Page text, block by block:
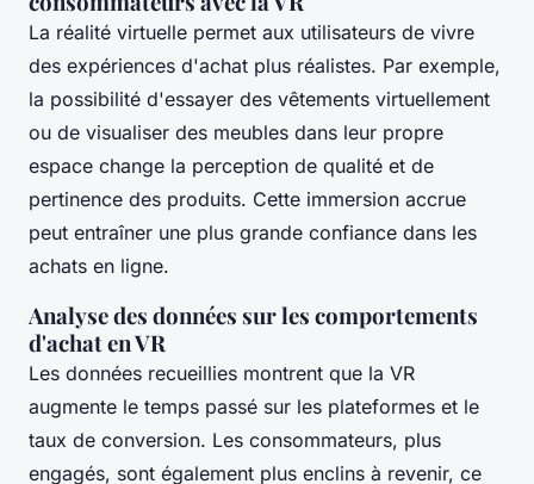
La réalité virtuelle permet aux utilisateurs de vivre
des expériences d'achat plus réalistes. Par exemple,
la possibilité d'essayer des vêtements virtuellement
ou de visualiser des meubles dans leur propre
espace change la perception de qualité et de
pertinence des produits. Cette immersion accrue
peut entraîner une plus grande confiance dans les
achats en ligne.
Analyse des données sur les comportements
d'achat en VR
Les données recueillies montrent que la VR
augmente le temps passé sur les plateformes et le
taux de conversion. Les consommateurs, plus
engagés, sont également plus enclins à revenir, ce